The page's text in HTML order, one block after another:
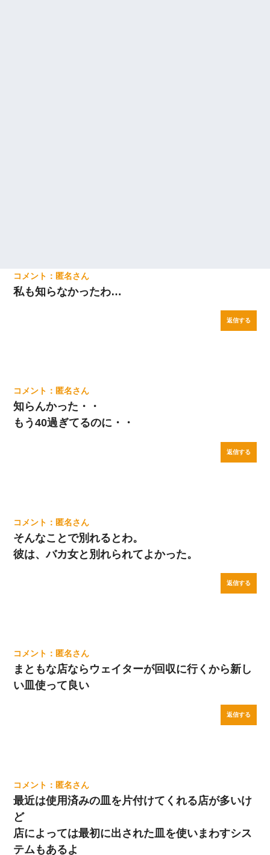
匿名
私も知らなかったわ…
返信する
匿名
知らんかった・・
もう40過ぎてるのに・・
返信する
匿名
そんなことで別れるとわ。
彼は、バカ女と別れられてよかった。
返信する
匿名
まともな店ならウェイターが回収に行くから新し
い皿使って良い
返信する
匿名
最近は使用済みの皿を片付けてくれる店が多いけ
ど
店によっては最初に出された皿を使いまわすシス
テムもあるよ